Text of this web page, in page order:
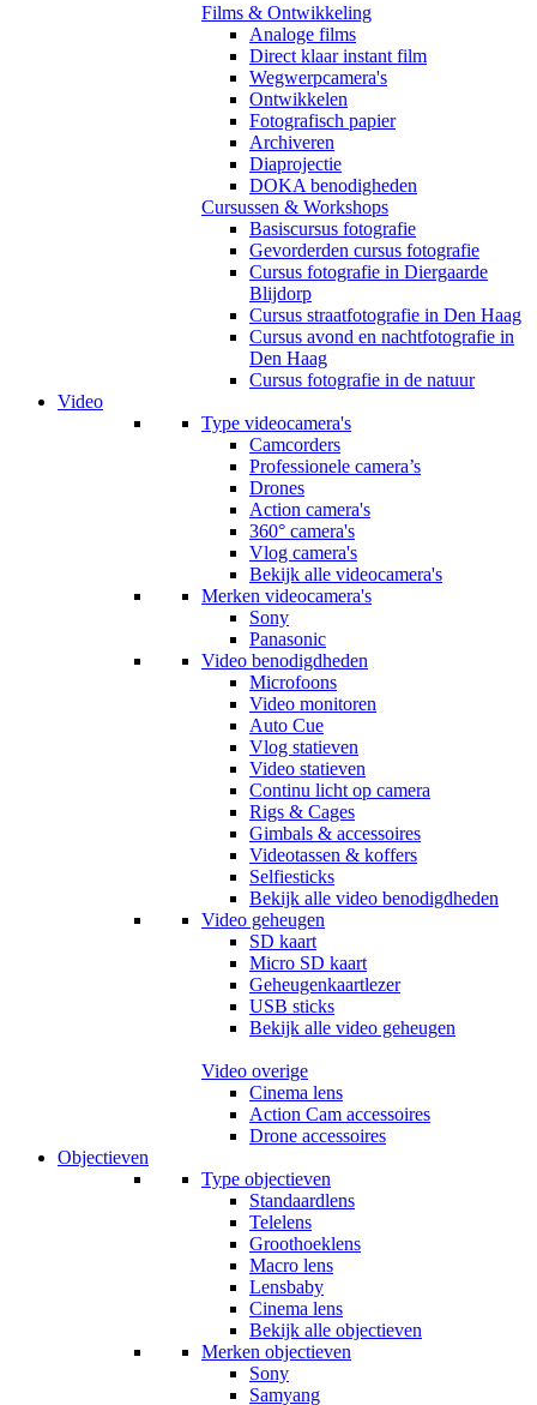
Films & Ontwikkeling
Analoge films
Direct klaar instant film
Wegwerpcamera's
Ontwikkelen
Fotografisch papier
Archiveren
Diaprojectie
DOKA benodigheden
Cursussen & Workshops
Basiscursus fotografie
Gevorderden cursus fotografie
Cursus fotografie in Diergaarde
Blijdorp
Cursus straatfotografie in Den Haag
Cursus avond en nachtfotografie in
Den Haag
Cursus fotografie in de natuur
Video
Type videocamera's
Camcorders
Professionele camera’s
Drones
Action camera's
360° camera's
Vlog camera's
Bekijk alle videocamera's
Merken videocamera's
Sony
Panasonic
Video benodigdheden
Microfoons
Video monitoren
Auto Cue
Vlog statieven
Video statieven
Continu licht op camera
Rigs & Cages
Gimbals & accessoires
Videotassen & koffers
Selfiesticks
Bekijk alle video benodigdheden
Video geheugen
SD kaart
Micro SD kaart
Geheugenkaartlezer
USB sticks
Bekijk alle video geheugen
Video overige
Cinema lens
Action Cam accessoires
Drone accessoires
Objectieven
Type objectieven
Standaardlens
Telelens
Groothoeklens
Macro lens
Lensbaby
Cinema lens
Bekijk alle objectieven
Merken objectieven
Sony
Samyang